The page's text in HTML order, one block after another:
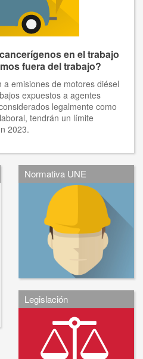
en el trabajo
fuera del trabajo?
emisiones de motores diésel
expuestos a agentes
legalmente como
tendrán un límite
2023.
Normativa UNE
Legislación